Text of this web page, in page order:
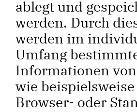
ablegt und
werden. Durch
werden im
Umfang
Informationen
wie
Browser- oder